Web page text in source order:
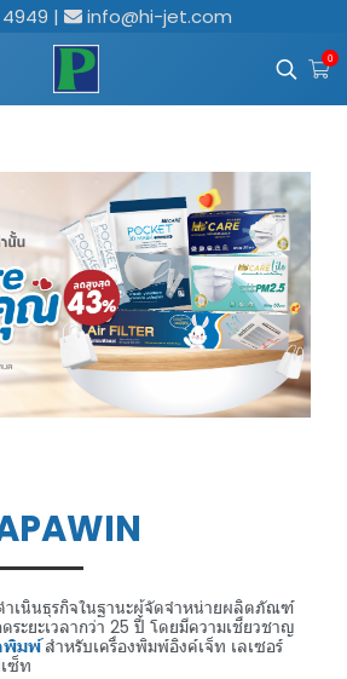
| info@hi-jet.com
0
ำเนินธุรกิจในฐานะผู้จัดจำหน่ายผลิตภัณฑ์
ระยะเวลากว่า 25 ปี โดยมีความเชี่ยวชาญ
พิมพ์สำหรับเครื่องพิมพ์อิงค์เจ็ท เลเซอร์
ซ็ท